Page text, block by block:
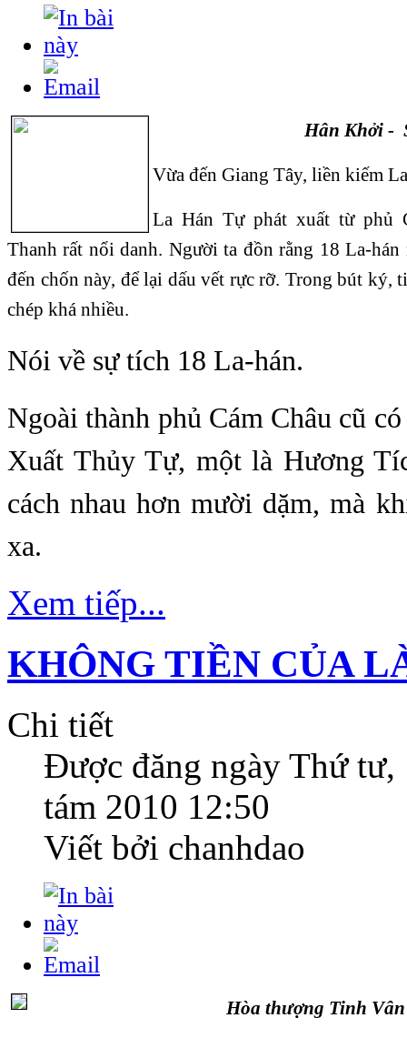
Hân Khởi -
Vừa đến Giang Tây, liền
La Hán Tự phát xuất từ phủ
Thanh rất nổi danh. Người ta đồn rằng 18 La-
đến chốn này, để lại dấu vết rực rỡ. Trong bút ký,
chép khá nhiều.
Nói về sự tích 18 La-hán.
Ngoài thành phủ Cám Châu cũ
Xuất Thủy Tự, một là Hương
cách nhau hơn mười dặm, mà
xa.
Xem tiếp...
KHÔNG TIỀN CỦA
Chi tiết
Được đăng ngày Thứ tư,
tám 2010 12:50
Viết bởi chanhdao
Hòa thượng Tinh